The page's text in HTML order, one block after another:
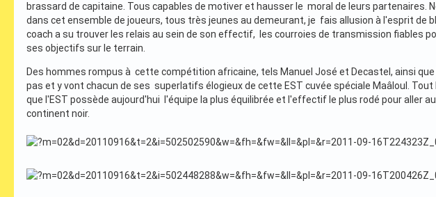
brassard de capitaine. Tous capables de motiver et hausser le moral de leurs partenaires.
dans cet ensemble de joueurs, tous très jeunes au demeurant, je fais allusion à l'esprit de
coach a su trouver les relais au sein de son effectif, les courroies de transmission fiables
ses objectifs sur le terrain.
Des hommes rompus à cette compétition africaine, tels Manuel José et Decastel, ainsi
pas et y vont chacun de ses superlatifs élogieux de cette EST cuvée spéciale Maâloul.
que l'EST possède aujourd'hui l'équipe la plus équilibrée et l'effectif le plus rodé pour aller
continent noir.